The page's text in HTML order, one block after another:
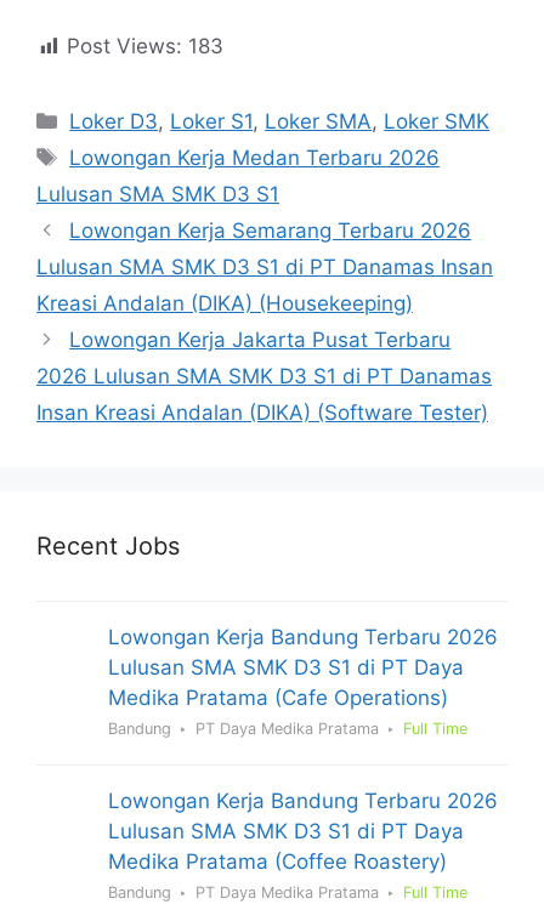
Post Views: 183
Kategori
Loker D3, Loker S1, Loker SMA, Loker SMK
Tag
Lowongan Kerja Medan Terbaru 2026
Lulusan SMA SMK D3 S1
Lowongan Kerja Semarang Terbaru 2026
Lulusan SMA SMK D3 S1 di PT Danamas Insan
Kreasi Andalan (DIKA) (Housekeeping)
Lowongan Kerja Jakarta Pusat Terbaru
2026 Lulusan SMA SMK D3 S1 di PT Danamas
Insan Kreasi Andalan (DIKA) (Software Tester)
Recent Jobs
Lowongan Kerja Bandung Terbaru 2026
Lulusan SMA SMK D3 S1 di PT Daya
Medika Pratama (Cafe Operations)
Bandung PT Daya Medika Pratama Full Time
Lowongan Kerja Bandung Terbaru 2026
Lulusan SMA SMK D3 S1 di PT Daya
Medika Pratama (Coffee Roastery)
Bandung PT Daya Medika Pratama Full Time